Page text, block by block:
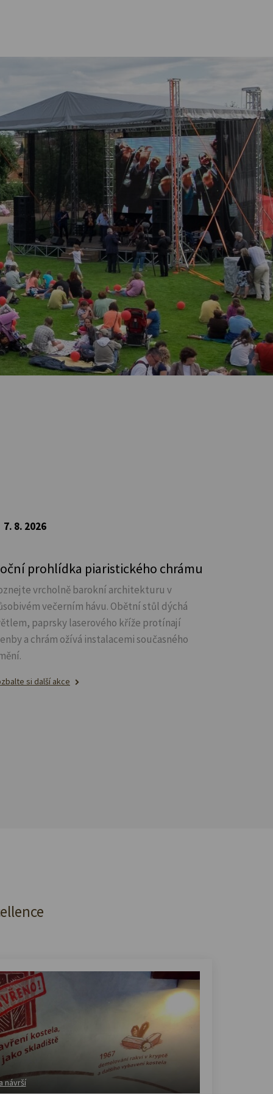
7. 8. 2026
prohlídka piaristického chrámu
vrcholně barokní architekturu v
večerním hávu. Obětní stůl dýchá
paprsky laserového kříže protínají
a chrám ožívá instalacemi současného
si další akce
návrší